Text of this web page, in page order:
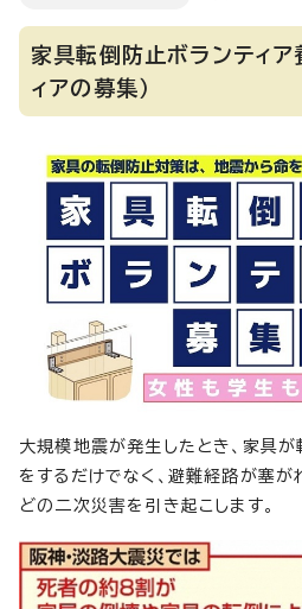
家具転倒防止ボランティア
ィアの募集）
大規模地震が発生したとき、家具が
をするだけでなく、避難経路が塞が
どの二次災害を引き起こします。